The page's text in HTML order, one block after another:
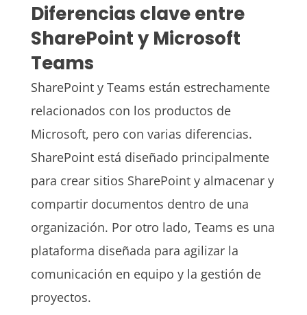
Diferencias clave entre
SharePoint y Microsoft
Teams
SharePoint y Teams están estrechamente
relacionados con los productos de
Microsoft, pero con varias diferencias.
SharePoint está diseñado principalmente
para crear sitios SharePoint y almacenar y
compartir documentos dentro de una
organización. Por otro lado, Teams es una
plataforma diseñada para agilizar la
comunicación en equipo y la gestión de
proyectos.